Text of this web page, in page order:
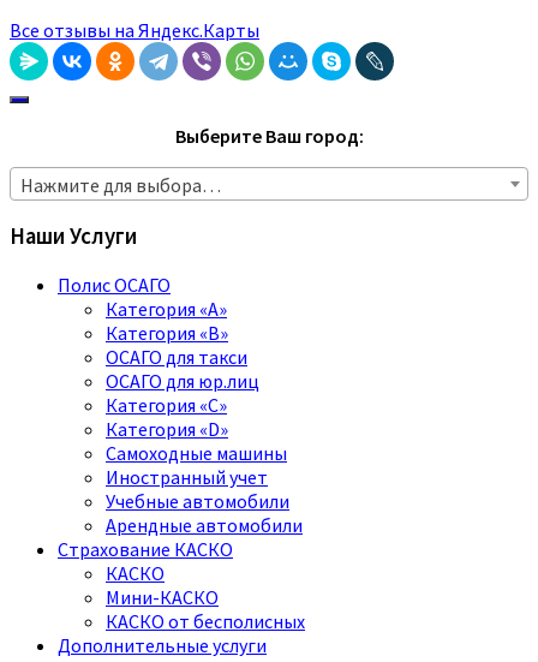
Все отзывы на Яндекс.Карты
Выберите Ваш город:
Нажмите для выбора…
Наши Услуги
Полис ОСАГО
Категория «A»
Категория «B»
ОСАГО для такси
ОСАГО для юр.лиц
Категория «C»
Категория «D»
Самоходные машины
Иностранный учет
Учебные автомобили
Арендные автомобили
Страхование КАСКО
КАСКО
Мини-КАСКО
КАСКО от бесполисных
Дополнительные услуги